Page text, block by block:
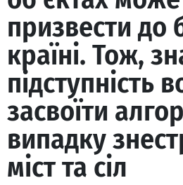
призвести до
країні. Тож,
підступність
засвоїти
випадку
міст та сіл